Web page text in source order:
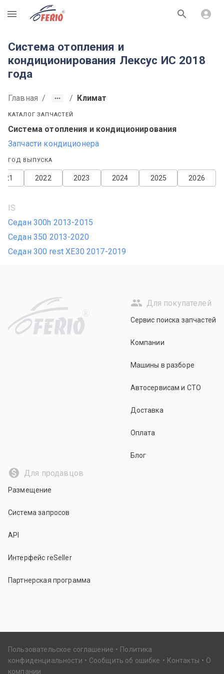
R
Система отопления и
кондиционирования Лексус ИС 2018
года
Главная / / Климат
КАТАЛОГ ЗАПЧАСТЕЙ
Система отопления и кондиционирования
Запчасти кондиционера
ГОД ВЫПУСКА
2026
2025
2024
2023
2022
IS
Седан 300h 2013-2015
Седан 350 2013-2020
Седан 300 rest XE30 2017-2019
R
Для покупателей
Сервис поиска запчастей
Компании
Машины в разборе
Автосервисам и СТО
Доставка
Оплата
Блог
Для продавцов
Размещение
Система запросов
API
Интерфейс reSeller
Партнерская программа
Пользовательское соглашение
Политика
конфиденциальности
Сообщить об ошибке Контакты
О
компании